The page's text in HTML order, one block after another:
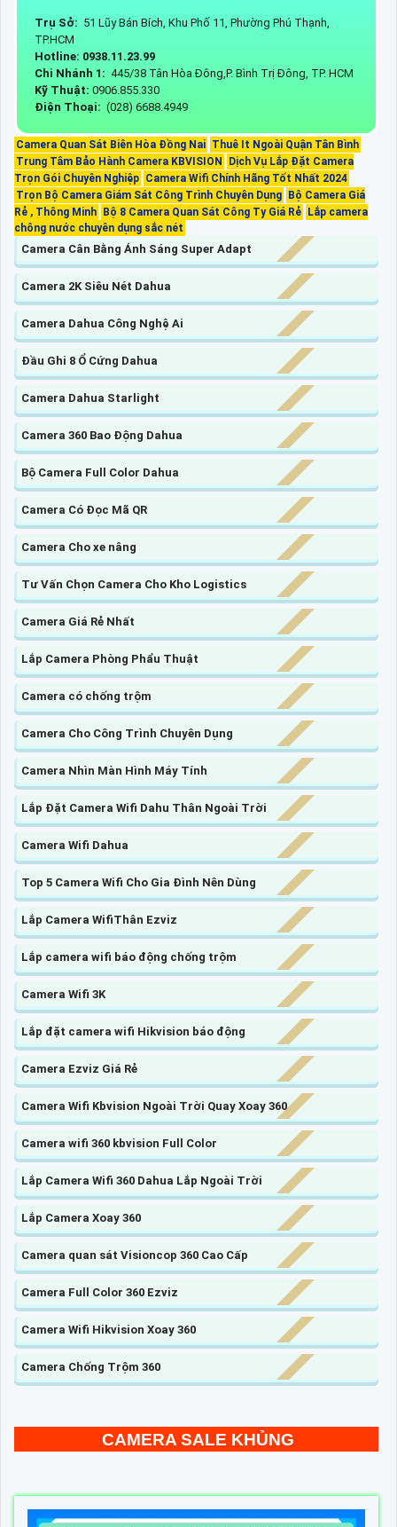
Trụ Sở: 51 Lũy Bán Bích, Khu Phố 11, Phường Phú Thạnh,
TP.HCM
Hotline: 0938.11.23.99
Chi Nhánh 1: 445/38 Tân Hòa Đông,P. Bình Trị Đông, TP. HCM
Kỹ Thuật: 0906.855.330
Điện Thoại: (028) 6688.4949
Camera Quan Sát Biên Hòa Đồng Nai Thuê It Ngoài Quận Tân Bình
Trung Tâm Bảo Hành Camera KBVISION
Dịch Vụ Lắp Đặt Camera
Trọn Gói Chuyên Nghiệp Camera Wifi Chính Hãng Tốt Nhất 2024
Trọn Bộ Camera Giám Sát Công Trình Chuyên Dụng
Bộ Camera Giá
Rẻ , Thông Minh
Bộ 8 Camera Quan Sát Công Ty Giá Rẻ
Lắp camera
chông nước chuyên dụng sắc nét
Camera Cân Bằng Ánh Sáng Super Adapt
Camera 2K Siêu Nét Dahua
Camera Dahua Công Nghệ Ai
Đầu Ghi 8 Ổ Cứng Dahua
Camera Dahua Starlight
Camera 360 Bao Động Dahua
Bộ Camera Full Color Dahua
Camera Có Đọc Mã QR
Camera Cho xe nâng
Tư Vấn Chọn Camera Cho Kho Logistics
Camera Giá Rẻ Nhất
Lắp Camera Phòng Phẩu Thuật
Camera có chống trộm
Camera Cho Công Trình Chuyên Dụng
Camera Nhìn Màn Hình Máy Tính
Lắp Đặt Camera Wifi Dahu Thân Ngoài Trời
Camera Wifi Dahua
Top 5 Camera Wifi Cho Gia Đình Nên Dùng
Lắp Camera WifiThân Ezviz
Lắp camera wifi báo động chống trộm
Camera Wifi 3K
Lắp đặt camera wifi Hikvision báo động
Camera Ezviz Giá Rẻ
Camera Wifi Kbvision Ngoài Trời Quay Xoay 360
Camera wifi 360 kbvision Full Color
Lắp Camera Wifi 360 Dahua Lắp Ngoài Trời
Lắp Camera Xoay 360
Camera quan sát Visioncop 360 Cao Cấp
Camera Full Color 360 Ezviz
Camera Wifi Hikvision Xoay 360
Camera Chống Trộm 360
CAMERA SALE KHỦNG